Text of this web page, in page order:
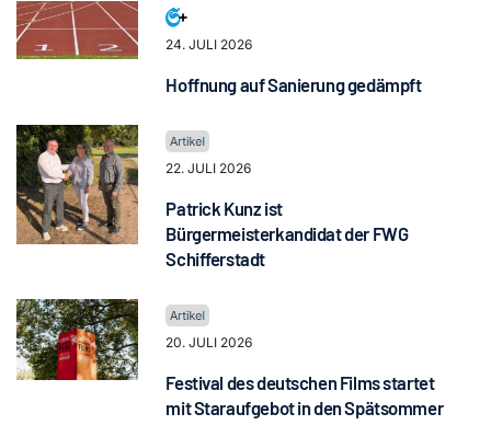
24. JULI 2026
Hoffnung auf Sanierung gedämpft
22. JULI 2026
Patrick Kunz ist
Bürgermeisterkandidat der FWG
Schifferstadt
20. JULI 2026
Festival des deutschen Films startet
mit Staraufgebot in den Spätsommer